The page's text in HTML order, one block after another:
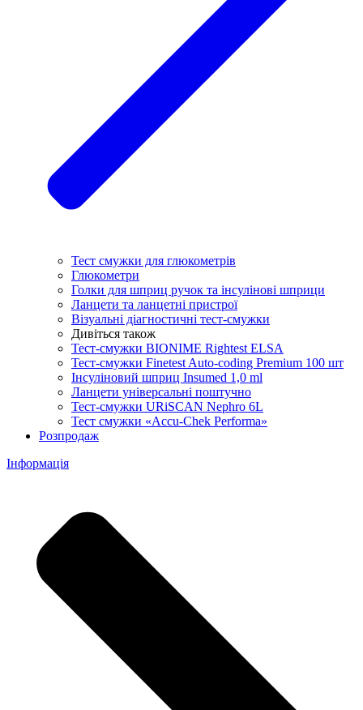
Тест смужки для глюкометрів
Глюкометри
Голки для шприц ручок та інсулінові шприци
Ланцети та ланцетні пристрої
Візуальні діагностичні тест-смужки
Дивіться також
Тест-смужки BIONIME Rightest ELSA
Тест-смужки Finetest Auto-coding Premium 100 шт
Інсуліновий шприц Insumed 1,0 ml
Ланцети універсальні поштучно
Тест-смужки URiSCAN Nephro 6L
Тест смужки «Accu-Chek Performa»
Розпродаж
Інформація